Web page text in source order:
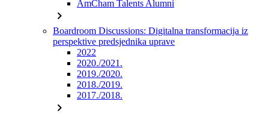
AmCham Talents Alumni
chevron_right
Boardroom Discussions: Digitalna transformacija iz
perspektive predsjednika uprave
2022
2020./2021.
2019./2020.
2018./2019.
2017./2018.
chevron_right